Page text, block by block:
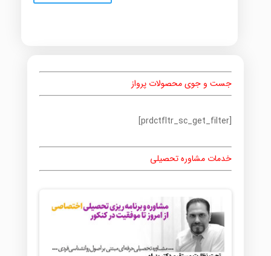
جست و جوی محصولات پرواز
[prdctfltr_sc_get_filter]
خدمات مشاوره تحصیلی